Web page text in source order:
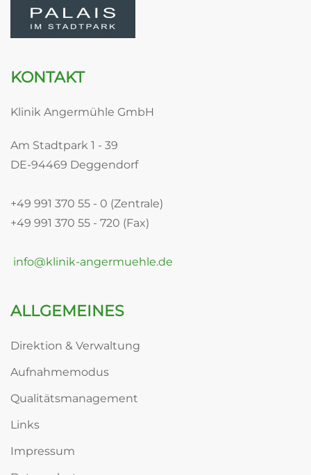
KONTAKT
Klinik Angermühle GmbH
Am Stadtpark 1 - 39
DE-94469 Deggendorf
+49 991 370 55 - 0 (Zentrale)
+49 991 370 55 - 720 (Fax)
info@klinik-angermuehle.de
ALLGEMEINES
Direktion & Verwaltung
Aufnahmemodus
Qualitätsmanagement
Links
Impressum